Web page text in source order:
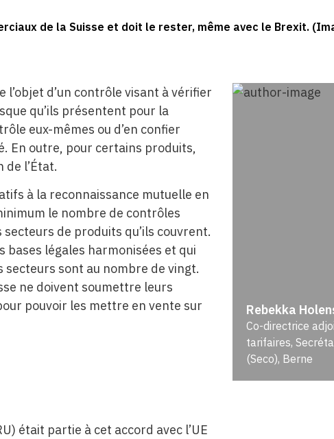
de la Suisse et doit le rester, même avec le Brexit.
d’un contrôle visant à vérifier
qu’ils présentent pour la
eux-mêmes ou d’en confier
En outre, pour certains produits,
l’État.
à la reconnaissance mutuelle en
le nombre de contrôles
de produits qu’ils couvrent.
bases légales harmonisées et qui
secteurs sont au nombre de vingt.
ne doivent soumettre leurs
pouvoir les mettre en vente sur
était partie à cet accord avec l’UE
Rebekka
Co-directrice
tarifaires,
(Seco), Berne